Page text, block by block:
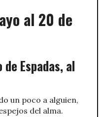
al 20 de
Espadas, al
un poco a alguien,
del alma.